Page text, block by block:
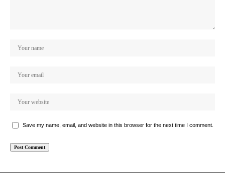
Save my name, email, and website in this browser for the next time I comment.